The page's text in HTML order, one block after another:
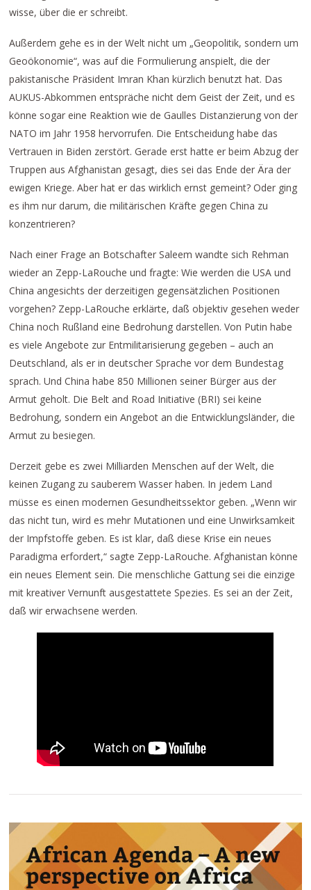
wisse, über die er schreibt.
Außerdem gehe es in der Welt nicht um „Geopolitik, sondern um
Geoökonomie“, was auf die Formulierung anspielt, die der
pakistanische Präsident Imran Khan kürzlich benutzt hat. Das
AUKUS-Abkommen entspräche nicht dem Geist der Zeit, und es
könne sogar eine Reaktion wie de Gaulles Distanzierung von der
NATO im Jahr 1958 hervorrufen. Die Entscheidung habe das
Vertrauen in Biden zerstört. Gerade erst hatte er beim Abzug der
Truppen aus Afghanistan gesagt, dies sei das Ende der Ära der
ewigen Kriege. Aber hat er das wirklich ernst gemeint? Oder ging
es ihm nur darum, die militärischen Kräfte gegen China zu
konzentrieren?
Nach einer Frage an Botschafter Saleem wandte sich Rehman
wieder an Zepp-LaRouche und fragte: Wie werden die USA und
China angesichts der derzeitigen gegensätzlichen Positionen
vorgehen? Zepp-LaRouche erklärte, daß objektiv gesehen weder
China noch Rußland eine Bedrohung darstellen. Von Putin habe
es viele Angebote zur Entmilitarisierung gegeben – auch an
Deutschland, als er in deutscher Sprache vor dem Bundestag
sprach. Und China habe 850 Millionen seiner Bürger aus der
Armut geholt. Die Belt and Road Initiative (BRI) sei keine
Bedrohung, sondern ein Angebot an die Entwicklungsländer, die
Armut zu besiegen.
Derzeit gebe es zwei Milliarden Menschen auf der Welt, die
keinen Zugang zu sauberem Wasser haben. In jedem Land
müsse es einen modernen Gesundheitssektor geben. „Wenn wir
das nicht tun, wird es mehr Mutationen und eine Unwirksamkeit
der Impfstoffe geben. Es ist klar, daß diese Krise ein neues
Paradigma erfordert,“ sagte Zepp-LaRouche. Afghanistan könne
ein neues Element sein. Die menschliche Gattung sei die einzige
mit kreativer Vernunft ausgestattete Spezies. Es sei an der Zeit,
daß wir erwachsene werden.